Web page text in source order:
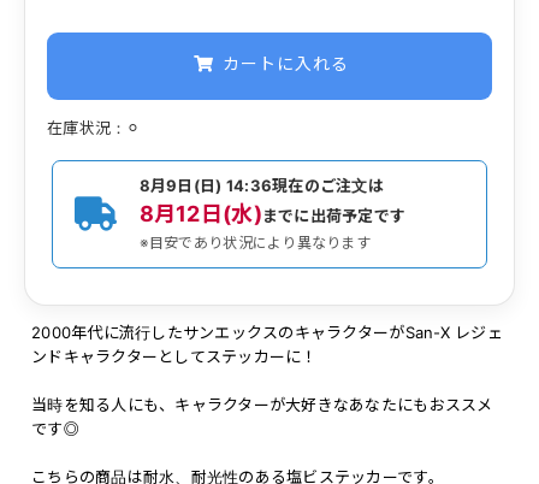
カートに入れる
在庫状況：⚪︎
8月9日(日) 14:36現在のご注文は
8月12日(水)までに出荷予定です
※目安であり状況により異なります
2000年代に流行したサンエックスのキャラクターがSan-X レジェ
ンドキャラクターとしてステッカーに！
当時を知る人にも、キャラクターが大好きなあなたにもおススメ
です◎
こちらの商品は耐水、耐光性のある塩ビステッカーです。